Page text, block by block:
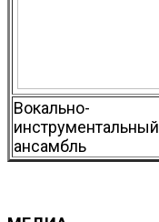
Вокально-
инструментальный
ансамбль